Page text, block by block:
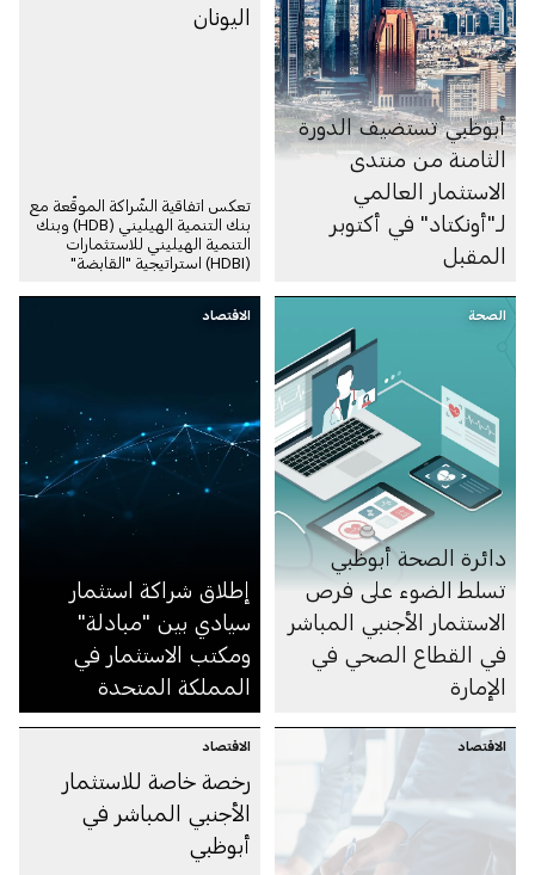
أبوظبي تستضيف الدورة
الثامنة من منتدى
الاستثمار العالمي
لـ"أونكتاد" في أكتوبر
المقبل
اليونان
تعكس اتفاقية الشّراكة الموقّعة مع
بنك التنمية الهيليني (HDB) وبنك
التنمية الهيليني للاستثمارات
(HDBI) استراتيجية "القابضة"
المدى الطويل في الاقتصاد
اليوناني تُسرِّع استثمارات
عمليّات الاستثمار في الأسواق
الرئيسية لتحقيق عوائد مستدامة
على المدى البعيد
الصحة
دائرة الصحة أبوظبي
تسلط الضوء على فرص
الاستثمار الأجنبي المباشر
في القطاع الصحي في
الإمارة
الاقتصاد
إطلاق شراكة استثمار
سيادي بين "مبادلة"
ومكتب الاستثمار في
المملكة المتحدة
الاقتصاد الاقتصاد
رخصة خاصة للاستثمار
الأجنبي المباشر في
أبوظبي